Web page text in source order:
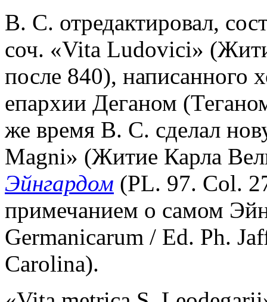
В. С. отредактировал,
соч. «Vita Ludovici»
после 840), написанного
епархии Деганом
же время В. С. сделал
Magni» (Житие Карла
Эйнгардом (PL. 97. Col.
примечанием о самом
Germanicarum / Ed. Ph.
Carolina).